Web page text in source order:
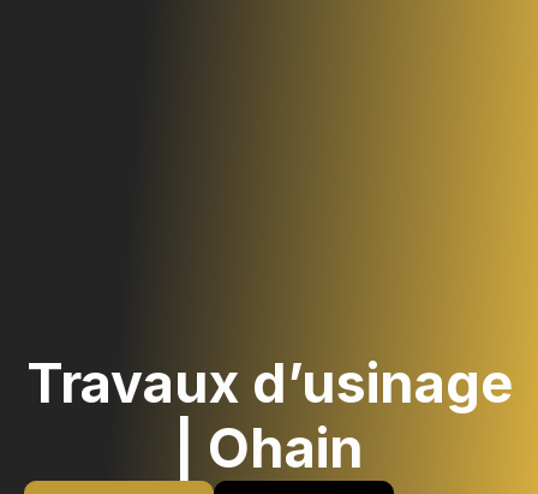
Travaux d’usinage
| Ohain